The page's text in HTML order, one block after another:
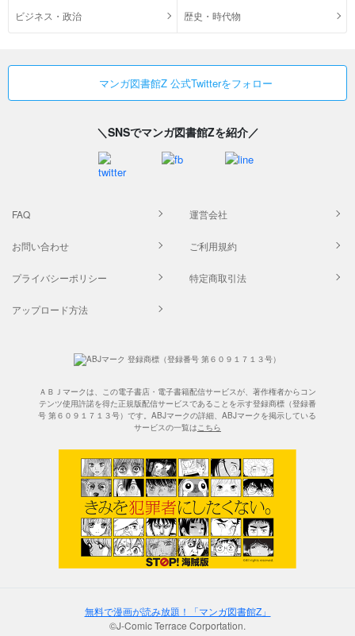
ビジネス・政治 歴史・時代物
マンガ図書館Z 公式Twitterをフォロー
＼SNSでマンガ図書館Zを紹介／
FAQ 運営会社
お問い合わせ ご利用規約
プライバシーポリシー 特定商取引法
アップロード方法
ＡＢＪマークは、この電子書店・電子書籍配信サービスが、著作権者からコン
テンツ使用許諾を得た正規版配信サービスであることを示す登録商標（登録番
号 第６０９１７１３号）です。ABJマークの詳細、ABJマークを掲示している
サービスの一覧はこちら
無料で漫画が読み放題！「マンガ図書館Z」
©J-Comic Terrace Corportation.